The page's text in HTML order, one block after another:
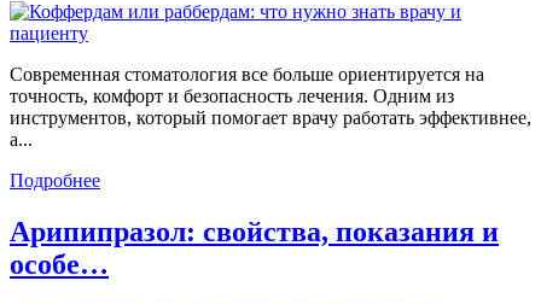
Современная стоматология все больше ориентируется на
точность, комфорт и безопасность лечения. Одним из
инструментов, который помогает врачу работать эффективнее,
а...
Подробнее
Арипипразол: свойства, показания и
особе…